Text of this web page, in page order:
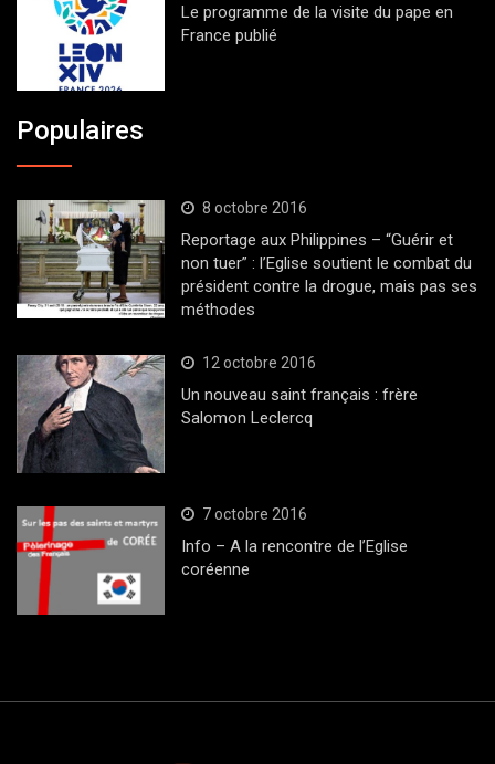
Le programme de la visite du pape en
France publié
Populaires
8 octobre 2016
Reportage aux Philippines – “Guérir et
non tuer” : l’Eglise soutient le combat du
président contre la drogue, mais pas ses
méthodes
12 octobre 2016
Un nouveau saint français : frère
Salomon Leclercq
7 octobre 2016
Info – A la rencontre de l’Eglise
coréenne